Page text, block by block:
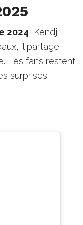
2024, Kendji
il partage
Les fans restent
surprises